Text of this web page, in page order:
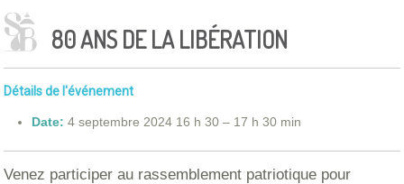
80 ANS DE LA LIBÉRATION
Détails de l'événement
Date: 4 septembre 2024 16 h 30 – 17 h 30 min
Venez participer au rassemblement patriotique pour